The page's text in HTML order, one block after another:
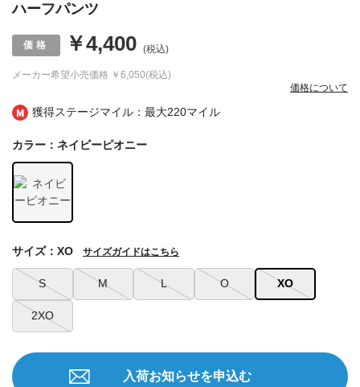
獲得ステージマイル：最大220マイル
ハーフパンツ
メーカー希望小売価格 ￥6,050(税込)
￥4,400 (税込)
価格について
カラー：ネイビーピオニー
S M L O XO
2XO
サイズ：XO サイズガイドはこちら
入荷お知らせを申込む